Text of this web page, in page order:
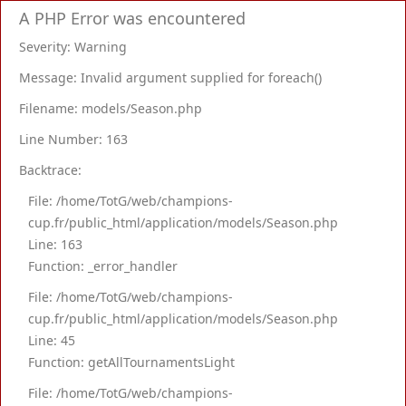
A PHP Error was encountered
Severity: Warning
Message: Invalid argument supplied for foreach()
Filename: models/Season.php
Line Number: 163
Backtrace:
File: /home/TotG/web/champions-
cup.fr/public_html/application/models/Season.php
Line: 163
Function: _error_handler
File: /home/TotG/web/champions-
cup.fr/public_html/application/models/Season.php
Line: 45
Function: getAllTournamentsLight
File: /home/TotG/web/champions-